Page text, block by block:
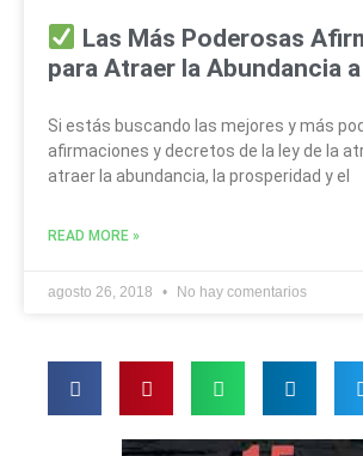
Las Más Poderosas
para Atraer la Abundancia
Si estás buscando las mejores y más
afirmaciones y decretos de la ley de la
atraer la abundancia, la prosperidad y el
READ MORE »
agosto 26, 2018 No hay comentarios